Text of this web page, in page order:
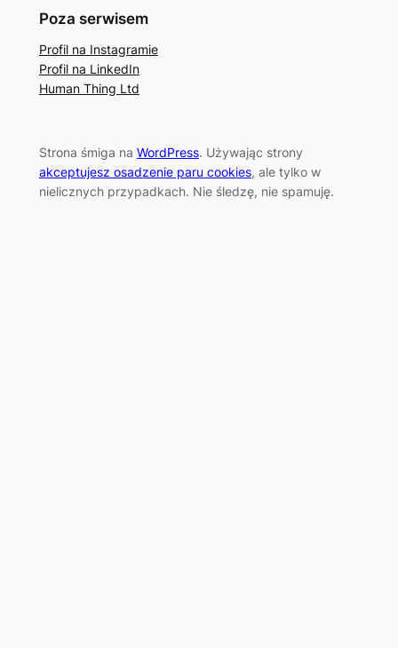
Poza serwisem
Profil na Instagramie
Profil na LinkedIn
Human Thing Ltd
Strona śmiga na WordPress. Używając strony
akceptujesz osadzenie paru cookies, ale tylko w
nielicznych przypadkach. Nie śledzę, nie spamuję.